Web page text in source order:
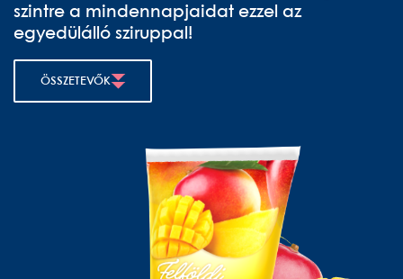
szintre a mindennapjaidat ezzel az
egyedülálló sziruppal!
ÖSSZETEVŐK